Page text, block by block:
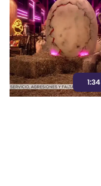
1:34